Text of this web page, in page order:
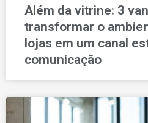
Além da vitrine: 3
transformar o
lojas em um canal
comunicação